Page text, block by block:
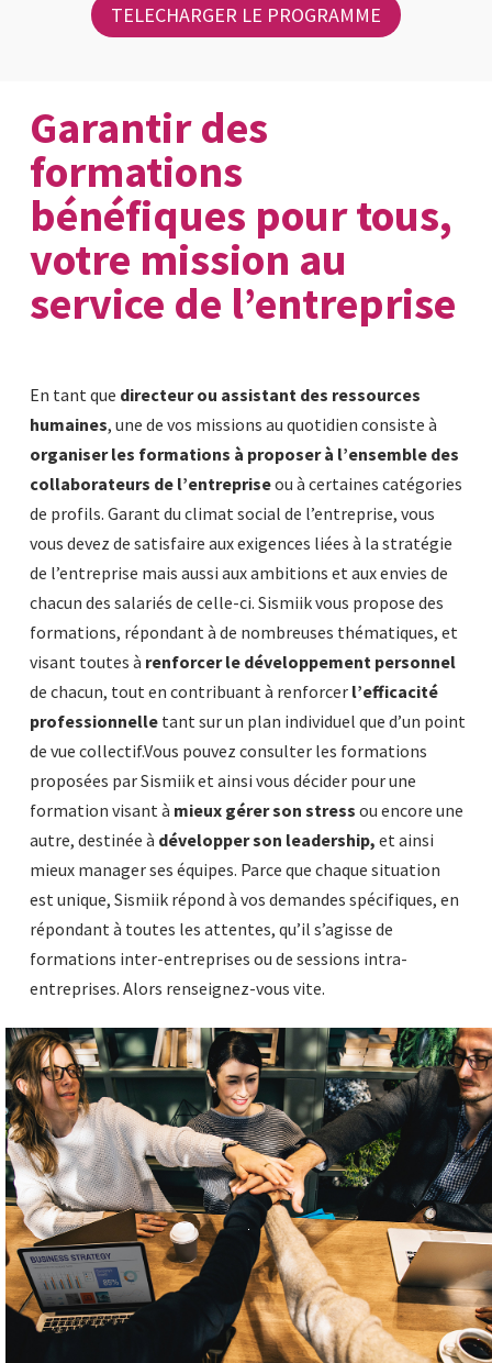
TELECHARGER LE PROGRAMME
Garantir des
formations
bénéfiques pour tous,
votre mission au
service de l’entreprise
En tant que directeur ou assistant des ressources
humaines, une de vos missions au quotidien consiste à
organiser les formations à proposer à l’ensemble des
collaborateurs de l’entrepriseou à certaines catégories
de profils. Garant du climat social de l’entreprise, vous
vous devez de satisfaire aux exigences liées à la stratégie
de l’entreprise mais aussi aux ambitions et aux envies de
chacun des salariés de celle-ci. Sismiik vous propose des
formations, répondant à de nombreuses thématiques, et
visant toutes à renforcer le développement personnel
de chacun, tout en contribuant à renforcer l’efficacité
professionnelle tant sur un plan individuel que d’un point
de vue collectif.Vous pouvez consulter les formations
proposées par Sismiik et ainsi vous décider pour une
formation visant à mieux gérer son stressou encore une
autre, destinée à développer son leadership, et ainsi
mieux manager ses équipes. Parce que chaque situation
est unique, Sismiik répond à vos demandes spécifiques, en
répondant à toutes les attentes, qu’il s’agisse de
formations inter-entreprises ou de sessions intra-
entreprises. Alors renseignez-vous vite.